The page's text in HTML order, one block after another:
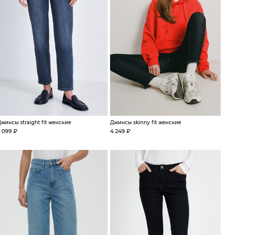
straight fit женские
099 ₽
Джинсы skinny fit женские
4 249 ₽